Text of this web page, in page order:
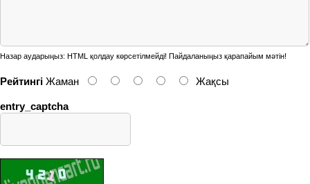
Назар аударыңыз: HTML қолдау көрсетілмейді! Пайдаланыңыз қарапайым мәтін!
Рейтингі Жаман Жақсы
entry_captcha